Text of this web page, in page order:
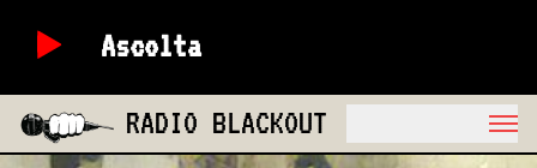
Ascolta
RADIO BLACKOUT